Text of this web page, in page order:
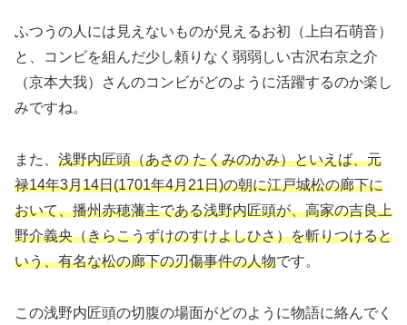
ふつうの人には見えないものが見えるお初（上白石萌音）
と、コンビを組んだ少し頼りなく弱弱しい古沢右京之介
（京本大我）さんのコンビがどのように活躍するのか楽し
みですね。
また、 浅野内匠頭（あさの たくみのかみ）といえば、元
禄14年3月14日(1701年4月21日)の朝に江戸城松の廊下に
おいて、播州赤穂藩主である浅野内匠頭が、高家の吉良上
野介義央（きらこうずけのすけよしひさ）を斬りつけると
いう、有名な松の廊下の刃傷事件の人物です。
この浅野内匠頭の切腹の場面がどのように物語に絡んでく